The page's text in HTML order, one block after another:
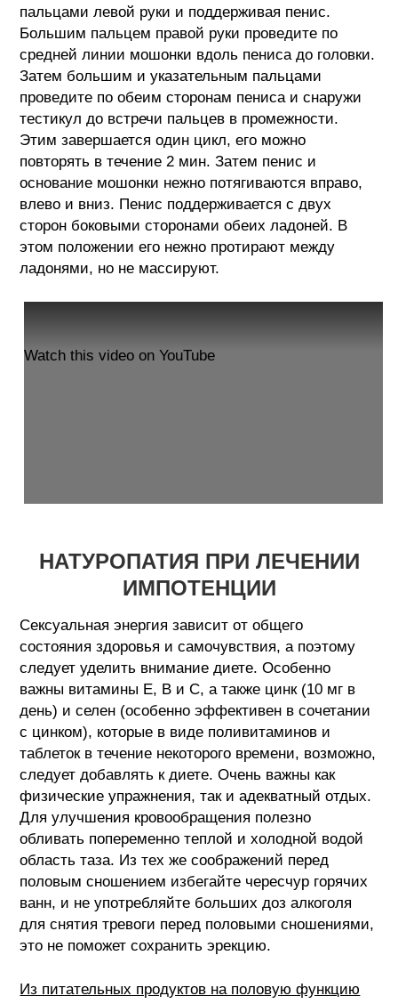
пальцами левой руки и поддерживая пенис.
Большим пальцем правой руки проведите по
средней линии мошонки вдоль пениса до головки.
Затем большим и указательным пальцами
проведите по обеим сторонам пениса и снаружи
тестикул до встречи пальцев в промежности.
Этим завершается один цикл, его можно
повторять в течение 2 мин. Затем пенис и
основание мошонки нежно потягиваются вправо,
влево и вниз. Пенис поддерживается с двух
сторон боковыми сторонами обеих ладоней. В
этом положении его нежно протирают между
ладонями, но не массируют.
Watch this video on YouTube
НАТУРОПАТИЯ ПРИ ЛЕЧЕНИИ
ИМПОТЕНЦИИ
Сексуальная энергия зависит от общего
состояния здоровья и самочувствия, а поэтому
следует уделить внимание диете. Особенно
важны витамины Е, В и С, а также цинк (10 мг в
день) и селен (особенно эффективен в сочетании
с цинком), которые в виде поливитаминов и
таблеток в течение некоторого времени, возможно,
следует добавлять к диете. Очень важны как
физические упражнения, так и адекватный отдых.
Для улучшения кровообращения полезно
обливать попеременно теплой и холодной водой
область таза. Из тех же соображений перед
половым сношением избегайте чересчур горячих
ванн, и не употребляйте больших доз алкоголя
для снятия тревоги перед половыми сношениями,
это не поможет сохранить эрекцию.
Из питательных продуктов на половую функцию